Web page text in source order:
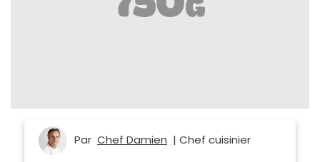
Par Chef Damien | Chef cuisinier